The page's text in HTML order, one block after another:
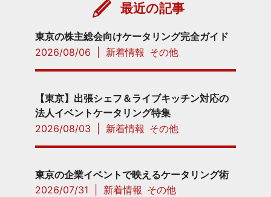
最近の記事
東京の株主総会向けケータリング完全ガイド
2026/08/06
新着情報 その他
【東京】出張シェフ＆ライブキッチン対応の
法人イベントケータリング特集
2026/08/03
新着情報 その他
東京の企業イベントで映えるケータリング術
2026/07/31
新着情報 その他